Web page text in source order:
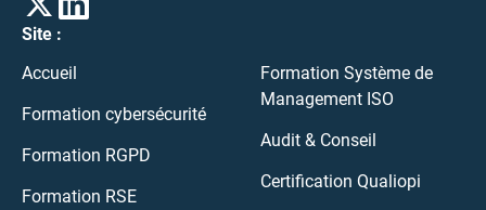
Site :
Accueil
Formation cybersécurité
Formation RGPD
Formation RSE
Formation Système de
Management ISO
Audit & Conseil
Certification Qualiopi